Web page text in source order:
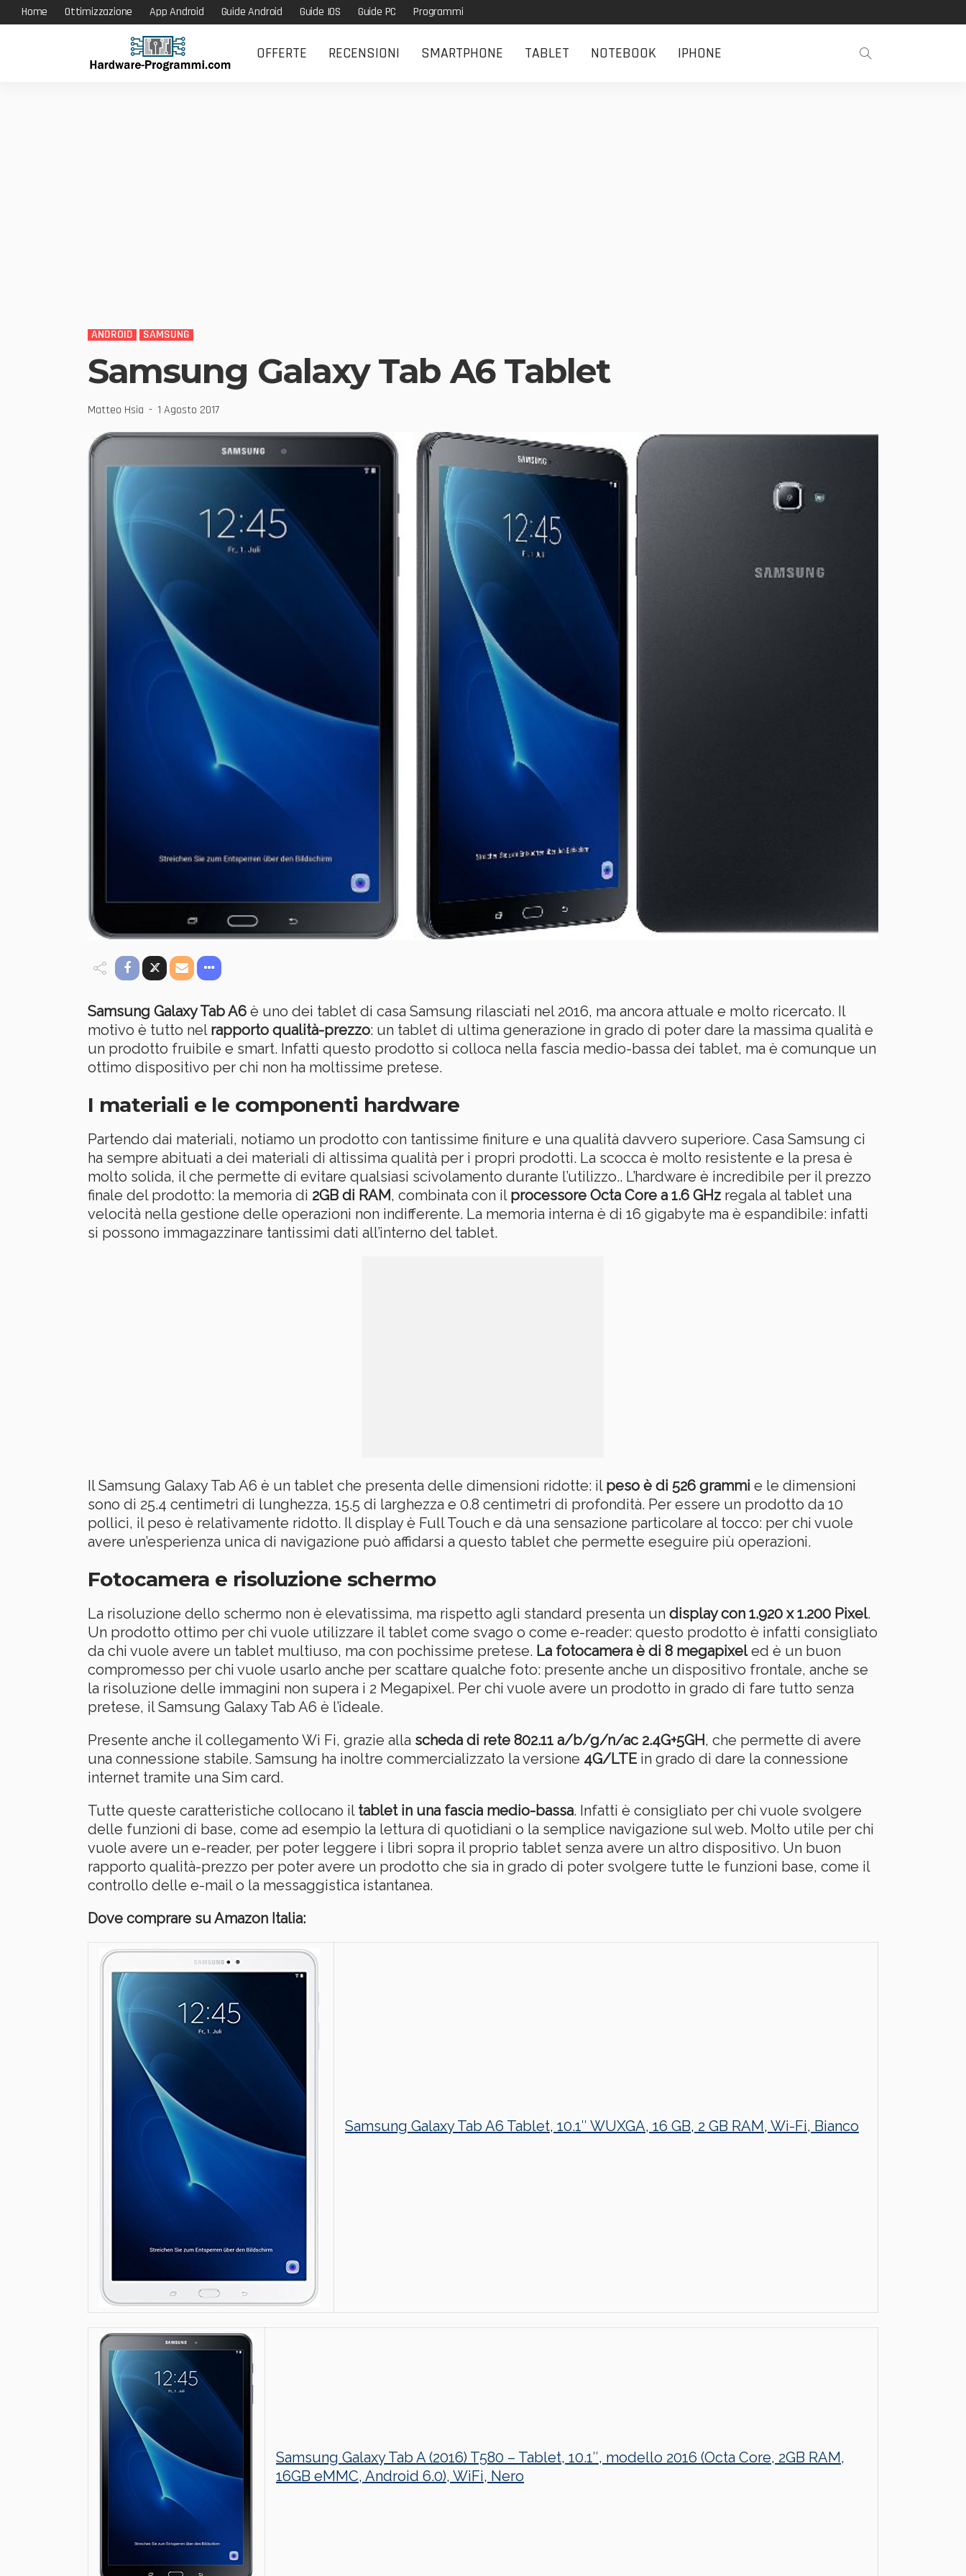
Home Ottimizzazione App Android Guide Android Guide IOS Guide PC Programmi
OFFERTE RECENSIONI SMARTPHONE TABLET NOTEBOOK IPHONE
ANDROID SAMSUNG
Samsung Galaxy Tab A6 Tablet
Matteo Hsia 1 Agosto 2017
Samsung Galaxy Tab A6 è uno dei tablet di casa Samsung rilasciati nel 2016, ma ancora attuale e molto ricercato. Il
motivo è tutto nel rapporto qualità-prezzo: un tablet di ultima generazione in grado di poter dare la massima qualità e
un prodotto fruibile e smart. Infatti questo prodotto si colloca nella fascia medio-bassa dei tablet, ma è comunque un
ottimo dispositivo per chi non ha moltissime pretese.
I materiali e le componenti hardware
Partendo dai materiali, notiamo un prodotto con tantissime finiture e una qualità davvero superiore. Casa Samsung ci
ha sempre abituati a dei materiali di altissima qualità per i propri prodotti. La scocca è molto resistente e la presa è
molto solida, il che permette di evitare qualsiasi scivolamento durante l’utilizzo.. L’hardware è incredibile per il prezzo
finale del prodotto: la memoria di 2GB di RAM, combinata con il processore Octa Core a 1.6 GHz regala al tablet una
velocità nella gestione delle operazioni non indifferente. La memoria interna è di 16 gigabyte ma è espandibile: infatti
si possono immagazzinare tantissimi dati all’interno del tablet.
Il Samsung Galaxy Tab A6 è un tablet che presenta delle dimensioni ridotte: il peso è di 526 grammi e le dimensioni
sono di 25.4 centimetri di lunghezza, 15.5 di larghezza e 0.8 centimetri di profondità. Per essere un prodotto da 10
pollici, il peso è relativamente ridotto. Il display è Full Touch e dà una sensazione particolare al tocco: per chi vuole
avere un’esperienza unica di navigazione può affidarsi a questo tablet che permette eseguire più operazioni.
Fotocamera e risoluzione schermo
La risoluzione dello schermo non è elevatissima, ma rispetto agli standard presenta un display con 1.920 x 1.200 Pixel.
Un prodotto ottimo per chi vuole utilizzare il tablet come svago o come e-reader: questo prodotto è infatti consigliato
da chi vuole avere un tablet multiuso, ma con pochissime pretese. La fotocamera è di 8 megapixeled è un buon
compromesso per chi vuole usarlo anche per scattare qualche foto: presente anche un dispositivo frontale, anche se
la risoluzione delle immagini non supera i 2 Megapixel. Per chi vuole avere un prodotto in grado di fare tutto senza
pretese, il Samsung Galaxy Tab A6 è l’ideale.
Presente anche il collegamento Wi Fi, grazie alla scheda di rete 802.11 a/b/g/n/ac 2.4G+5GH, che permette di avere
una connessione stabile. Samsung ha inoltre commercializzato la versione 4G/LTE in grado di dare la connessione
internet tramite una Sim card.
Tutte queste caratteristiche collocano il tablet in una fascia medio-bassa. Infatti è consigliato per chi vuole svolgere
delle funzioni di base, come ad esempio la lettura di quotidiani o la semplice navigazione sul web. Molto utile per chi
vuole avere un e-reader, per poter leggere i libri sopra il proprio tablet senza avere un altro dispositivo. Un buon
rapporto qualità-prezzo per poter avere un prodotto che sia in grado di poter svolgere tutte le funzioni base, come il
controllo delle e-mail o la messaggistica istantanea.
Dove comprare su Amazon Italia:
Samsung Galaxy Tab A6 Tablet, 10.1″ WUXGA, 16 GB, 2 GB RAM, Wi-Fi, Bianco
Samsung Galaxy Tab A (2016) T580 – Tablet, 10.1″, modello 2016 (Octa Core, 2GB RAM,
16GB eMMC, Android 6.0), WiFi, Nero